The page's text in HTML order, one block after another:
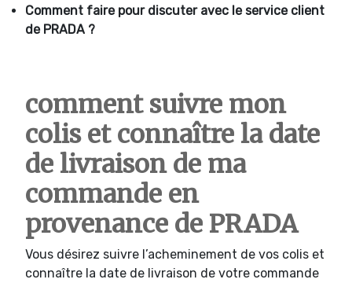
Comment faire pour discuter avec le service client
de PRADA ?
comment suivre mon
colis et connaître la date
de livraison de ma
commande en
provenance de PRADA
Vous désirez suivre l’acheminement de vos colis et
connaître la date de livraison de votre commande